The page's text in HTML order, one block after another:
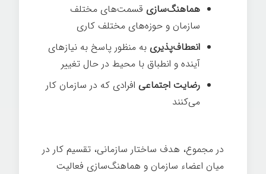
هماهنگ‌سازی قسمت­‌های مختلف
سازمان و حوزه­‌های مختلف کاری
انعطاف­‌پذیری به منظور پاسخ به نیازهای
آینده و انطباق با محیط در حال تغییر
رضایت اجتماعی افرادی که در سازمان کار
می­‌کنند
در مجموع، هدف ساختار سازمانی، تقسیم کار در
میان اعضاء سازمان و هماهنگ­‌سازی فعالیت­‌